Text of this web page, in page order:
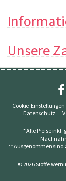
Unsere
Cookie-Einstellungen
Datenschutz
* Alle Preise inkl.
** Ausgenommen sind
© 2026 Stoffe